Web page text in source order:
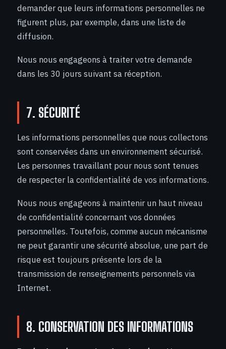
demander que leurs informations personnelles ne
figurent plus, par exemple, dans une liste de
diffusion.
Nous nous engageons à traiter votre demande
dans les 30 jours suivant sa réception.
7. SÉCURITÉ
Les informations personnelles que nous collectons
sont conservées dans un environnement sécurisé.
Les personnes travaillant pour nous sont tenues
de respecter la confidentialité de vos informations.
Nous nous engageons à maintenir un haut niveau
de confidentialité concernant vos données
personnelles. Toutefois, comme aucun mécanisme
ne peut garantir une sécurité absolue, une part de
risque est toujours présente lors de la
transmission de renseignements personnels via
Internet.
8. CONSERVATION DES INFORMATIONS